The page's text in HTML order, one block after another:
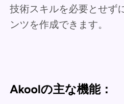
技術スキルを必要とせず
ンツを作成できます。
Akoolの主な機能：